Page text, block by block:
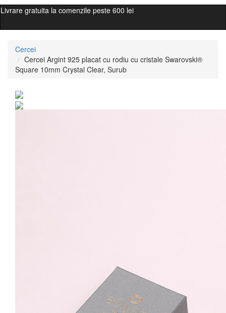
Livrare gratuita la comenzile peste 600 lei
Cercei
Cercei Argint 925 placat cu rodiu cu cristale Swarovski®
Square 10mm Crystal Clear, Surub
cu rodiu cu cristale
Swarovski® Square
10mm Crystal Clear,